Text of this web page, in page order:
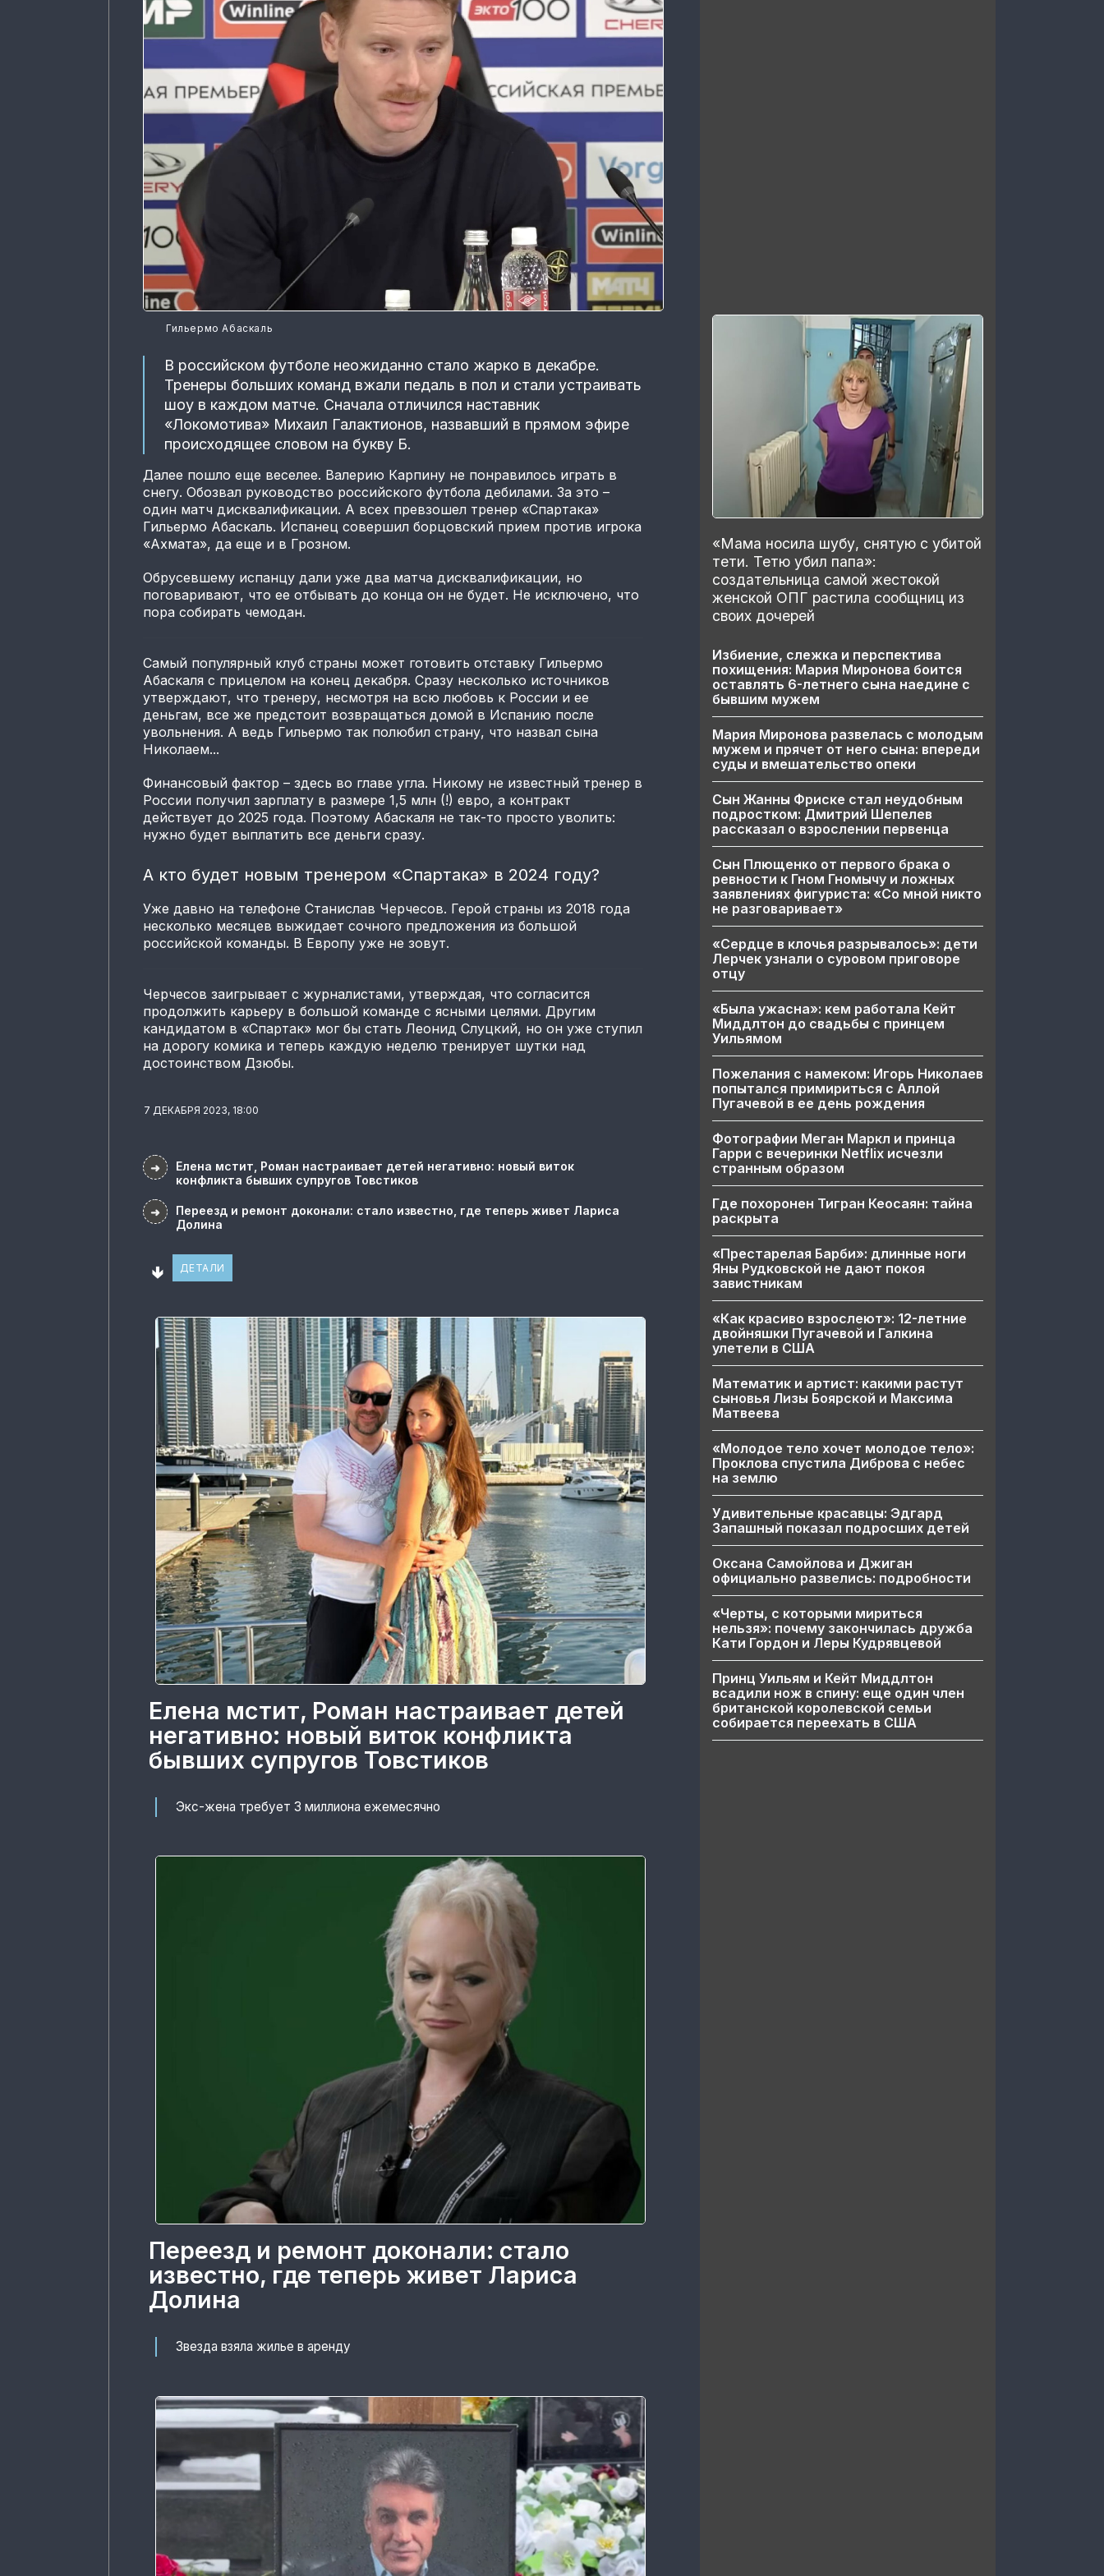
Гильермо Абаскаль
В российском футболе неожиданно стало жарко в декабре.
Тренеры больших команд вжали педаль в пол и стали устраивать
шоу в каждом матче. Сначала отличился наставник
«Локомотива» Михаил Галактионов, назвавший в прямом эфире
происходящее словом на букву Б.
Далее пошло еще веселее. Валерию Карпину не понравилось играть в
снегу. Обозвал руководство российского футбола дебилами. За это –
один матч дисквалификации. А всех превзошел тренер «Спартака»
Гильермо Абаскаль. Испанец совершил борцовский прием против игрока
«Ахмата», да еще и в Грозном.
Обрусевшему испанцу дали уже два матча дисквалификации, но
поговаривают, что ее отбывать до конца он не будет. Не исключено, что
пора собирать чемодан.
Самый популярный клуб страны может готовить отставку Гильермо
Абаскаля с прицелом на конец декабря. Сразу несколько источников
утверждают, что тренеру, несмотря на всю любовь к России и ее
деньгам, все же предстоит возвращаться домой в Испанию после
увольнения. А ведь Гильермо так полюбил страну, что назвал сына
Николаем...
Финансовый фактор – здесь во главе угла. Никому не известный тренер в
России получил зарплату в размере 1,5 млн (!) евро, а контракт
действует до 2025 года. Поэтому Абаскаля не так-то просто уволить:
нужно будет выплатить все деньги сразу.
А кто будет новым тренером «Спартака» в 2024 году?
Уже давно на телефоне Станислав Черчесов. Герой страны из 2018 года
несколько месяцев выжидает сочного предложения из большой
российской команды. В Европу уже не зовут.
Черчесов заигрывает с журналистами, утверждая, что согласится
продолжить карьеру в большой команде с ясными целями. Другим
кандидатом в «Спартак» мог бы стать Леонид Слуцкий, но он уже ступил
на дорогу комика и теперь каждую неделю тренирует шутки над
достоинством Дзюбы.
7 ДЕКАБРЯ 2023, 18:00
➜
Елена мстит, Роман настраивает детей негативно: новый виток
конфликта бывших супругов Товстиков
➜
Переезд и ремонт доконали: стало известно, где теперь живет Лариса
Долина
🢃 ДЕТАЛИ
Елена мстит, Роман настраивает детей
негативно: новый виток конфликта
бывших супругов Товстиков
Экс-жена требует 3 миллиона ежемесячно
Переезд и ремонт доконали: стало
известно, где теперь живет Лариса
Долина
Звезда взяла жилье в аренду
«Мама носила шубу, снятую с убитой
тети. Тетю убил папа»:
создательница самой жестокой
женской ОПГ растила сообщниц из
своих дочерей
Избиение, слежка и перспектива
похищения: Мария Миронова боится
оставлять 6-летнего сына наедине с
бывшим мужем
Мария Миронова развелась с молодым
мужем и прячет от него сына: впереди
суды и вмешательство опеки
Сын Жанны Фриске стал неудобным
подростком: Дмитрий Шепелев
рассказал о взрослении первенца
Сын Плющенко от первого брака о
ревности к Гном Гномычу и ложных
заявлениях фигуриста: «Со мной никто
не разговаривает»
«Сердце в клочья разрывалось»: дети
Лерчек узнали о суровом приговоре
отцу
«Была ужасна»: кем работала Кейт
Миддлтон до свадьбы с принцем
Уильямом
Пожелания с намеком: Игорь Николаев
попытался примириться с Аллой
Пугачевой в ее день рождения
Фотографии Меган Маркл и принца
Гарри с вечеринки Netflix исчезли
странным образом
Где похоронен Тигран Кеосаян: тайна
раскрыта
«Престарелая Барби»: длинные ноги
Яны Рудковской не дают покоя
завистникам
«Как красиво взрослеют»: 12-летние
двойняшки Пугачевой и Галкина
улетели в США
Математик и артист: какими растут
сыновья Лизы Боярской и Максима
Матвеева
«Молодое тело хочет молодое тело»:
Проклова спустила Диброва с небес
на землю
Удивительные красавцы: Эдгард
Запашный показал подросших детей
Оксана Самойлова и Джиган
официально развелись: подробности
«Черты, с которыми мириться
нельзя»: почему закончилась дружба
Кати Гордон и Леры Кудрявцевой
Принц Уильям и Кейт Миддлтон
всадили нож в спину: еще один член
британской королевской семьи
собирается переехать в США